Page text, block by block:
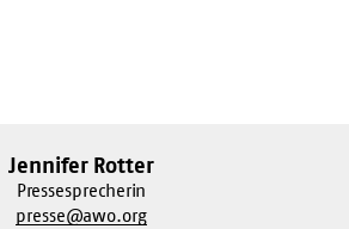
Jennifer Rotter
Pressesprecherin
presse@awo.org